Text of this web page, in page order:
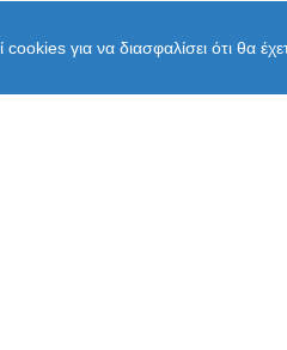
για να διασφαλίσει ότι θα